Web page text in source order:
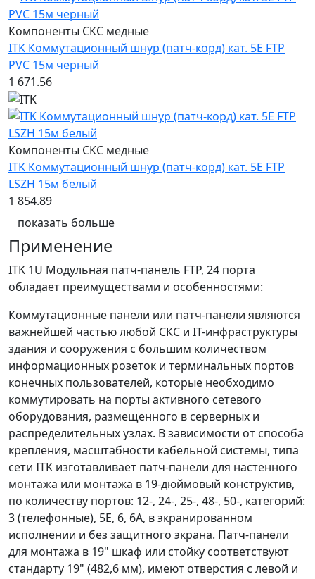
Компоненты СКС медные
ITK Коммутационный шнур (патч-корд) кат. 5Е FTP
PVC 15м черный
1 671.56
Компоненты СКС медные
ITK Коммутационный шнур (патч-корд) кат. 5Е FTP
LSZH 15м белый
1 854.89
показать больше
Применение
ITK 1U Модульная патч-панель FTP, 24 порта
обладает преимуществами и особенностями:
Коммутационные панели или патч-панели являются
важнейшей частью любой СКС и IT-инфраструктуры
здания и сооружения с большим количеством
информационных розеток и терминальных портов
конечных пользователей, которые необходимо
коммутировать на порты активного сетевого
оборудования, размещенного в серверных и
распределительных узлах. В зависимости от способа
крепления, масштабности кабельной системы, типа
сети ITK изготавливает патч-панели для настенного
монтажа или монтажа в 19-дюймовый конструктив,
по количеству портов: 12-, 24-, 25-, 48-, 50-, категорий:
3 (телефонные), 5E, 6, 6A, в экранированном
исполнении и без защитного экрана. Патч-панели
для монтажа в 19" шкаф или стойку соответствуют
стандарту 19" (482,6 мм), имеют отверстия с левой и